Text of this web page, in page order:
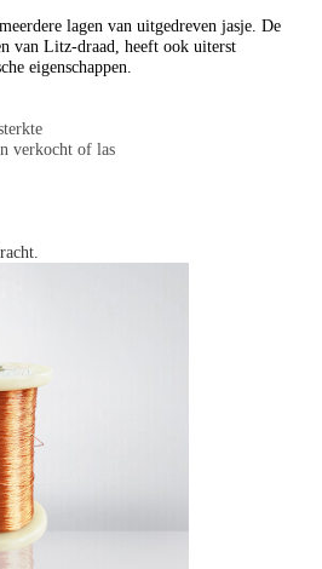
lagen van uitgedreven jasje. De
van Litz-draad, heeft ook uiterst
eigenschappen.
verkocht of las